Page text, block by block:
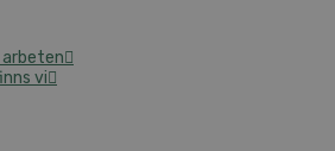
arbeten
vi